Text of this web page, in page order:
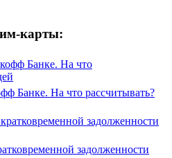
карты:
Банке. На что рассчитывать?
задолженности